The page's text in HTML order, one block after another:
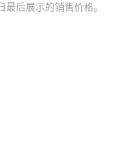
后展示的销售价格。